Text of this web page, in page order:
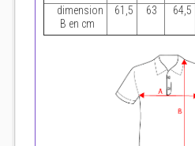
dimension
B en cm
61,5 63 64,5